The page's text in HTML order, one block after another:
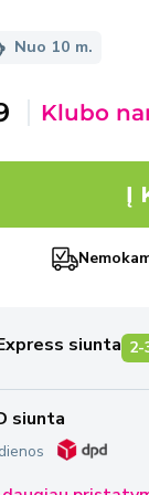
Nuo 10 m.
Klubo
Į
siunta 2-
siunta